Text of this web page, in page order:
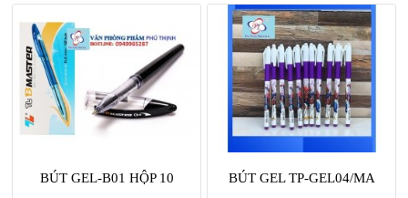
BÚT GEL-B01 HỘP 10 BÚT GEL TP-GEL04/MA